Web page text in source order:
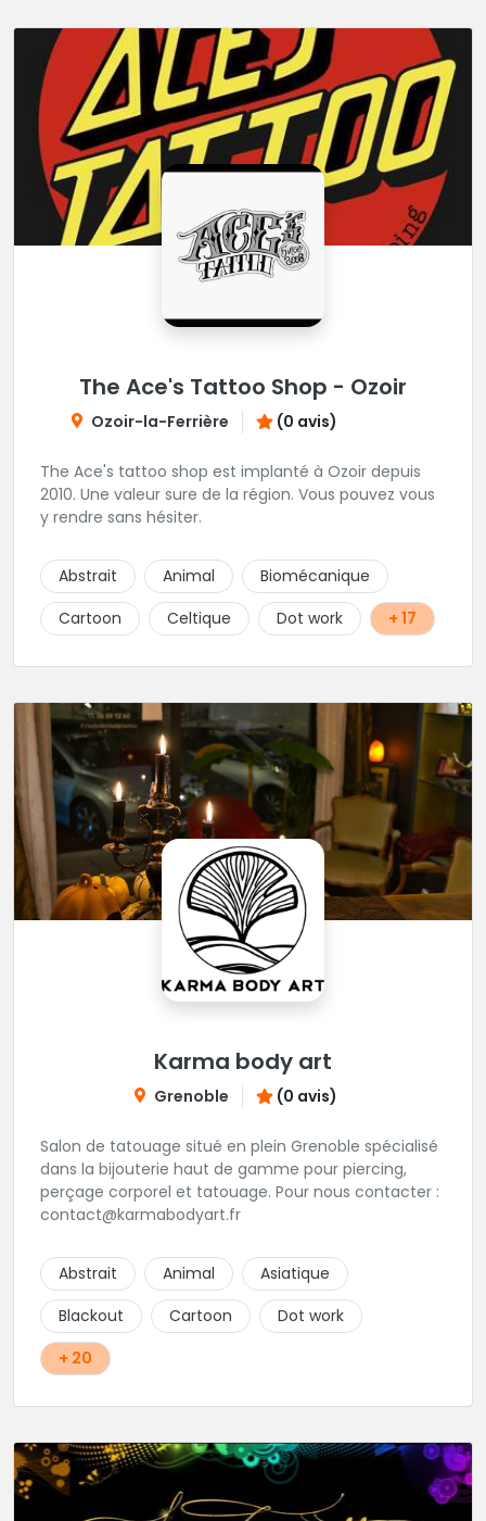
The Ace's Tattoo Shop - Ozoir
Ozoir-la-Ferrière (0 avis)
The Ace's tattoo shop est implanté à Ozoir depuis
2010. Une valeur sure de la région. Vous pouvez vous
y rendre sans hésiter.
Abstrait Animal
Biomécanique
Cartoon
Celtique Dot work + 17
Karma body art
Grenoble (0 avis)
Salon de tatouage situé en plein Grenoble spécialisé
dans la bijouterie haut de gamme pour piercing,
perçage corporel et tatouage. Pour nous contacter :
contact@karmabodyart.fr
Abstrait Animal
Asiatique
Blackout
Cartoon
Dot work
+ 20